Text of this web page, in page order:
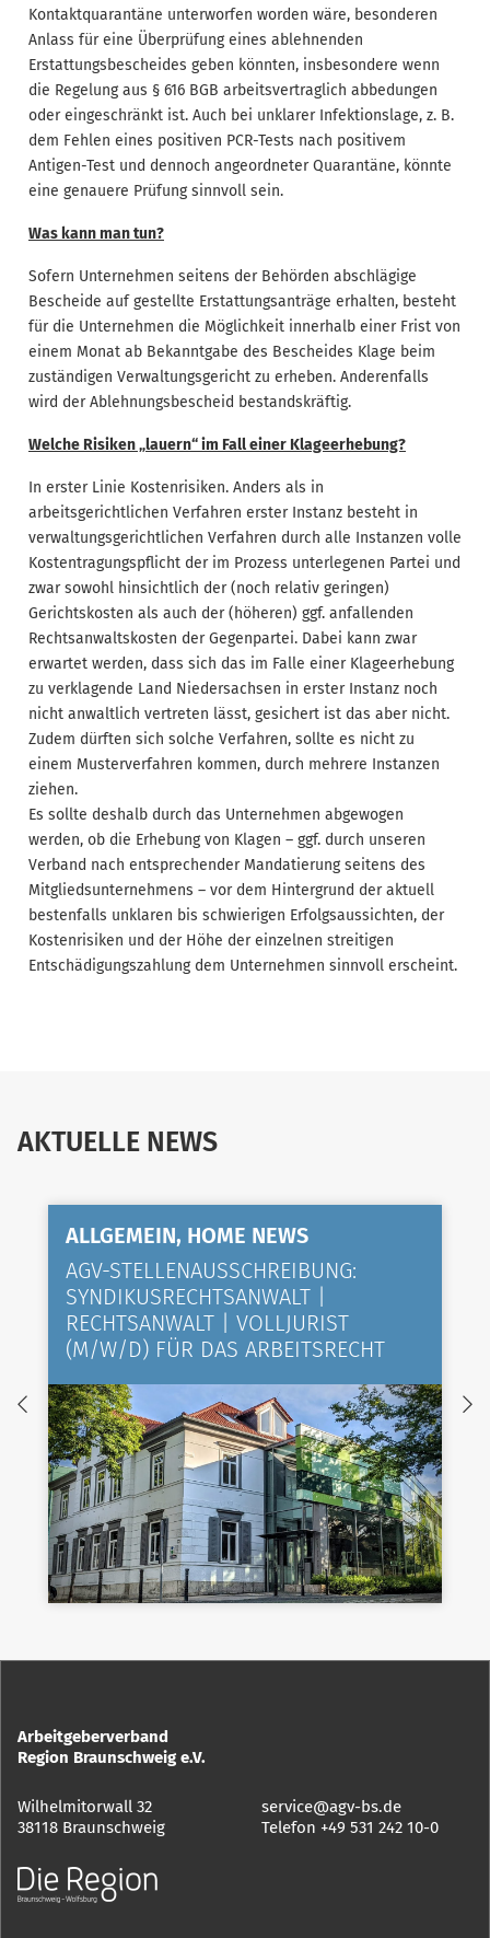
Kontaktquarantäne unterworfen worden wäre, besonderen
Anlass für eine Überprüfung eines ablehnenden
Erstattungsbescheides geben könnten, insbesondere wenn
die Regelung aus § 616 BGB arbeitsvertraglich abbedungen
oder eingeschränkt ist. Auch bei unklarer Infektionslage, z. B.
dem Fehlen eines positiven PCR-Tests nach positivem
Antigen-Test und dennoch angeordneter Quarantäne, könnte
eine genauere Prüfung sinnvoll sein.
Was kann man tun?
Sofern Unternehmen seitens der Behörden abschlägige
Bescheide auf gestellte Erstattungsanträge erhalten, besteht
für die Unternehmen die Möglichkeit innerhalb einer Frist von
einem Monat ab Bekanntgabe des Bescheides Klage beim
zuständigen Verwaltungsgericht zu erheben. Anderenfalls
wird der Ablehnungsbescheid bestandskräftig.
Welche Risiken „lauern“ im Fall einer Klageerhebung?
In erster Linie Kostenrisiken. Anders als in
arbeitsgerichtlichen Verfahren erster Instanz besteht in
verwaltungsgerichtlichen Verfahren durch alle Instanzen volle
Kostentragungspflicht der im Prozess unterlegenen Partei und
zwar sowohl hinsichtlich der (noch relativ geringen)
Gerichtskosten als auch der (höheren) ggf. anfallenden
Rechtsanwaltskosten der Gegenpartei. Dabei kann zwar
erwartet werden, dass sich das im Falle einer Klageerhebung
zu verklagende Land Niedersachsen in erster Instanz noch
nicht anwaltlich vertreten lässt, gesichert ist das aber nicht.
Zudem dürften sich solche Verfahren, sollte es nicht zu
einem Musterverfahren kommen, durch mehrere Instanzen
ziehen.
Es sollte deshalb durch das Unternehmen abgewogen
werden, ob die Erhebung von Klagen – ggf. durch unseren
Verband nach entsprechender Mandatierung seitens des
Mitgliedsunternehmens – vor dem Hintergrund der aktuell
bestenfalls unklaren bis schwierigen Erfolgsaussichten, der
Kostenrisiken und der Höhe der einzelnen streitigen
Entschädigungszahlung dem Unternehmen sinnvoll erscheint.
AKTUELLE NEWS
ALLGEMEIN, HOME NEWS
AGV-STELLENAUSSCHREIBUNG:
SYNDIKUSRECHTSANWALT |
RECHTSANWALT | VOLLJURIST
(M/W/D) FÜR DAS ARBEITSRECHT
Arbeitgeberverband
Region Braunschweig e.V.
Wilhelmitorwall 32
38118 Braunschweig
service@agv-bs.de
Telefon +49 531 242 10-0